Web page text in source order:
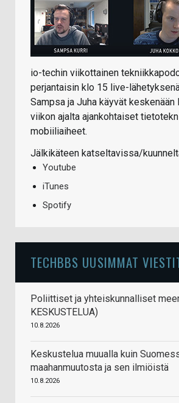
io-techin viikottainen
perjantaisin klo 15 live-
Sampsa ja Juha käyvät keskenään
viikon ajalta ajankohtaiset
mobiiliaiheet.
Jälkikäteen katseltavissa/
Youtube
iTunes
Spotify
TECHBBS UUSIMMAT
Poliittiset ja yhteiskunnalliset
KESKUSTELUA)
10.8.2026
Keskustelua muualla kuin
maahanmuutosta ja sen ilmiöistä
10.8.2026